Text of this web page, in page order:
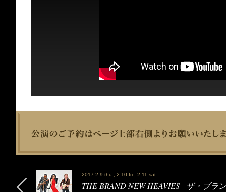
2017 2.9 thu., 2.10 fri., 2.11 sat.
THE BRAND NEW HEAVIES - ザ・ブラ